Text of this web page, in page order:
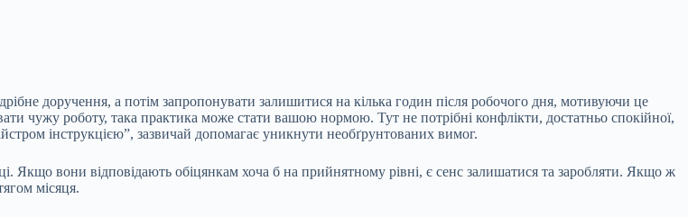
доручення, а потім запропонувати залишитися на кілька годин після робочого дня, мотивуючи це
чужу роботу, така практика може стати вашою нормою. Тут не потрібні конфлікти, достатньо спокійної,
інструкцією”, зазвичай допомагає уникнути необґрунтованих вимог.
Якщо вони відповідають обіцянкам хоча б на прийнятному рівні, є сенс залишатися та заробляти. Якщо ж
місяця.